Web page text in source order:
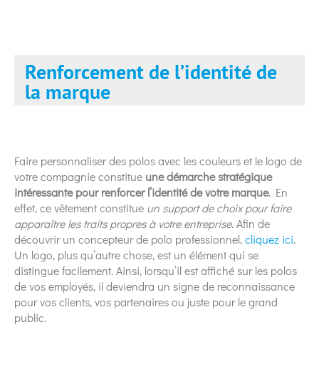
Renforcement de l’identité de
la marque
Faire personnaliser des polos avec les couleurs et le logo de
votre compagnie constitue une démarche stratégique
intéressante pour renforcer l’identité de votre marque. En
effet, ce vêtement constitue un support de choix pour faire
apparaître les traits propres à votre entreprise. Afin de
découvrir un concepteur de polo professionnel,cliquez ici.
Un logo, plus qu’autre chose, est un élément qui se
distingue facilement. Ainsi, lorsqu’il est affiché sur les polos
de vos employés, il deviendra un signe de reconnaissance
pour vos clients, vos partenaires ou juste pour le grand
public.